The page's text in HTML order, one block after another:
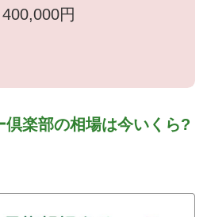
400,000円
円
倶楽部の相場は今いくら?